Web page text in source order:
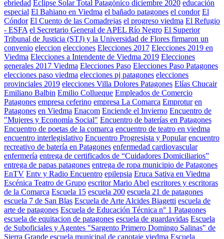
ebriedad Eclipse Solar Total Patagónico diciembre 2020 educación
especial El Bahiano en Viedma el bañado patagones el condor El
Cóndor El Cuento de las Comadrejas el progreso viedma El Refugio
- ESFA el Secretario General de APEL Río Negro El Superior
Tribunal de Justicia (STJ) y la Universidad de Flores firmaron un
convenio eleccion elecciones Elecciones 2017 Elecciones 2019 en
Viedma Elecciones a Intendente de Viedma 2019 Elecciones
generales 2017 Viedma Elecciones Paso Elecciones Paso Patagones
elecciones paso viedma elecciones pj patagones elecciones
provinciales 2019 elecciones Villa Dolores Patagones Elías Chucair
Emiliano Balbin Emilio Collueque Empleados de Comercio
Patagones empresa ceferino empresa La Comarca Emprotur en
Patagones en Viedma Enacom Enciende el Invierno Encuentro de
"Mujeres y Economía Social" Encuentro de baterías en Patagones
Encuentro de poetas de la comarca encuentro de teatro en viedma
encuentro interlegislativo Encuentro Progresista y Popular encuentro
recreativo de batería en Patagones enfermedad cardiovascular
enfermería entrega de certificados de “Cuidadores Domiciliarios”
entrega de papas patagones entrega de ropa municipio de Patagones
EnTV Entv y Radio Encuentro epilepsia Eruca Sativa en Viedma
Escénica Teatro de Grupo escritor Mario Abel escritores y escritoras
de la Comarca Escuela 15 escuela 200 escuela 21 de patagones
escuela 7 de San Blas Escuela de Arte Alcides Biagetti escuela de
arte de patagones Escuela de Educación Técnica n° 1 Patagones
escuela de equitacion de patagones escuela de guardavidas Escuela
de Suboficiales y Agentes "Sargento Primero Domingo Salinas" de
Sierra Grande escuela municipal de canotaje viedma Escuela